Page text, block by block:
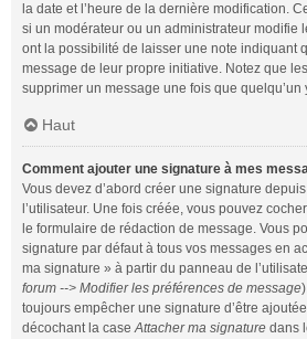
la date et l’heure de la dernière modification.
si un modérateur ou un administrateur modifie
ont la possibilité de laisser une note indiquant
message de leur propre initiative. Notez que
supprimer un message une fois que quelqu’un
Haut
Comment ajouter une signature à mes
Vous devez d’abord créer une signature
l’utilisateur. Une fois créée, vous pouvez
le formulaire de rédaction de message. Vous
signature par défaut à tous vos messages en
ma signature » à partir du panneau de
forum --> Modifier les préférences de message
toujours empêcher une signature d’être
décochant la caseAttacher ma signature dans